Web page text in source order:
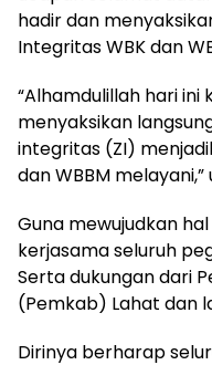
hadir dan
Integritas WBK dan
“Alhamdulillah hari
menyaksikan
integritas (ZI)
dan WBBM melayani,”
Guna mewujudkan
kerjasama seluruh
Serta dukungan dari
(Pemkab) Lahat dan
Dirinya berharap